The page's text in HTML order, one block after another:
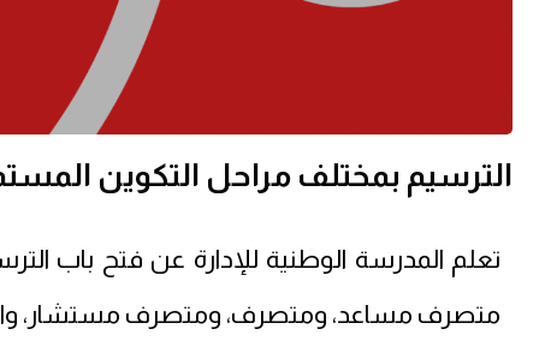
الترسيم بمختلف مراحل التكوين
تعلم المدرسة الوطنية للإدارة عن فتح باب
متصرف مساعد، ومتصرف، ومتصرف مستشار،